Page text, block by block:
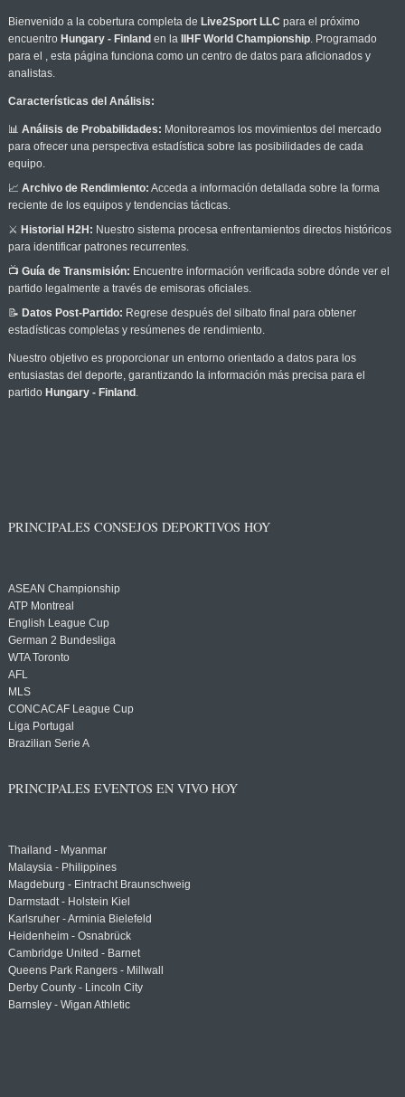
Bienvenido a la cobertura completa de Live2Sport LLC para el próximo
encuentro Hungary - Finland en la IIHF World Championship. Programado
para el , esta página funciona como un centro de datos para aficionados y
analistas.
Características del Análisis:
📊 Análisis de Probabilidades: Monitoreamos los movimientos del mercado
para ofrecer una perspectiva estadística sobre las posibilidades de cada
equipo.
📈 Archivo de Rendimiento: Acceda a información detallada sobre la forma
reciente de los equipos y tendencias tácticas.
⚔️ Historial H2H: Nuestro sistema procesa enfrentamientos directos históricos
para identificar patrones recurrentes.
📺 Guía de Transmisión: Encuentre información verificada sobre dónde ver el
partido legalmente a través de emisoras oficiales.
📝 Datos Post-Partido: Regrese después del silbato final para obtener
estadísticas completas y resúmenes de rendimiento.
Nuestro objetivo es proporcionar un entorno orientado a datos para los
entusiastas del deporte, garantizando la información más precisa para el
partido Hungary - Finland .
PRINCIPALES CONSEJOS DEPORTIVOS HOY
ASEAN Championship
ATP Montreal
English League Cup
German 2 Bundesliga
WTA Toronto
AFL
MLS
CONCACAF League Cup
Liga Portugal
Brazilian Serie A
PRINCIPALES EVENTOS EN VIVO HOY
Thailand - Myanmar
Malaysia - Philippines
Magdeburg - Eintracht Braunschweig
Darmstadt - Holstein Kiel
Karlsruher - Arminia Bielefeld
Heidenheim - Osnabrück
Cambridge United - Barnet
Queens Park Rangers - Millwall
Derby County - Lincoln City
Barnsley - Wigan Athletic